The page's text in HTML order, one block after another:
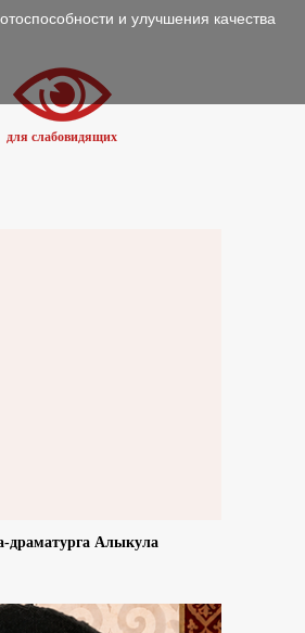
для слабовидящих
драматурга Алыкула
и улучшения качества